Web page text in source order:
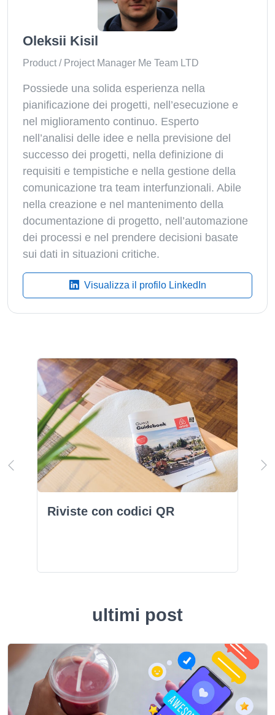
Oleksii Kisil
Product / Project Manager Me Team LTD
Possiede una solida esperienza nella
pianificazione dei progetti, nell’esecuzione e
nel miglioramento continuo. Esperto
nell’analisi delle idee e nella previsione del
successo dei progetti, nella definizione di
requisiti e tempistiche e nella gestione della
comunicazione tra team interfunzionali. Abile
nella creazione e nel mantenimento della
documentazione di progetto, nell’automazione
dei processi e nel prendere decisioni basate
sui dati in situazioni critiche.
Visualizza il profilo LinkedIn
Riviste con codici QR
ultimi post